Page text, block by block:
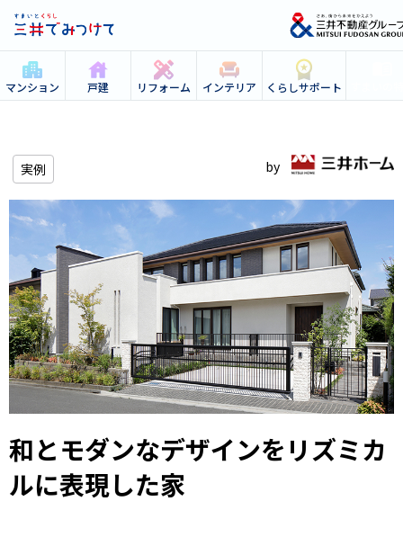
マンション 戸建 リフォーム インテリア くらしサポート
実例
和とモダンなデザインをリズミカ
ルに表現した家